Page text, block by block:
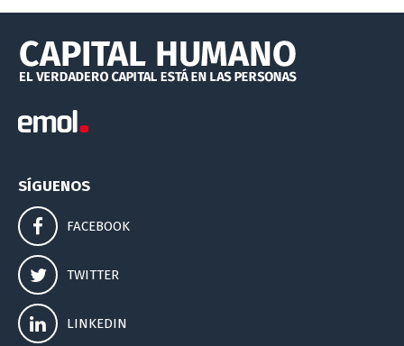
SÍGUENOS
FACEBOOK
TWITTER
LINKEDIN